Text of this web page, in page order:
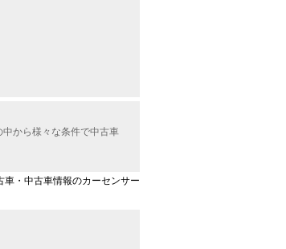
から様々な条件で中古車
車・中古車情報のカーセンサー